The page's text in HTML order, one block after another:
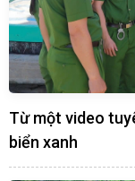
Từ một video
biển xanh